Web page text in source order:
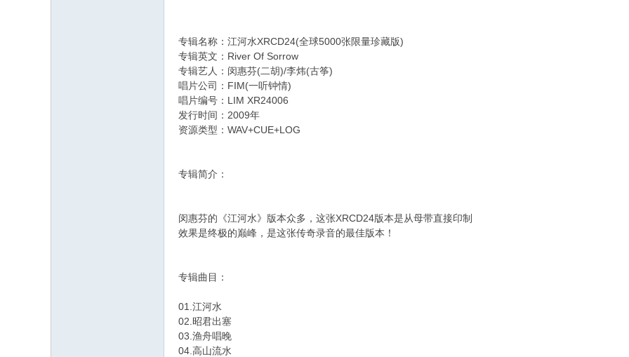
专辑名称：江河水XRCD24(全球5000张限量珍藏版)
专辑英文：River Of Sorrow
专辑艺人：闵惠芬(二胡)/李炜(古筝)
唱片公司：FIM(一听钟情)
唱片编号：LIM XR24006
发行时间：2009年
资源类型：WAV+CUE+LOG
专辑简介：
闵惠芬的《江河水》版本众多，这张XRCD24版本是从母带直接印制
效果是终极的巅峰，是这张传奇录音的最佳版本！
专辑曲目：
01.江河水
02.昭君出塞
03.渔舟唱晚
04.高山流水